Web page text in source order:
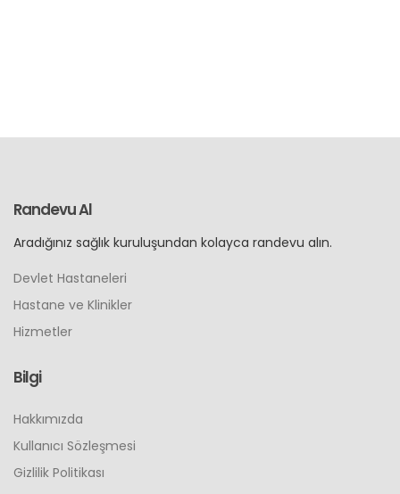
Randevu Al
Aradığınız sağlık kuruluşundan kolayca randevu alın.
Devlet Hastaneleri
Hastane ve Klinikler
Hizmetler
Bilgi
Hakkımızda
Kullanıcı Sözleşmesi
Gizlilik Politikası